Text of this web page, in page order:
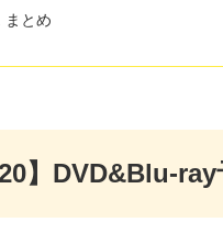
まとめ
】DVD&Blu-